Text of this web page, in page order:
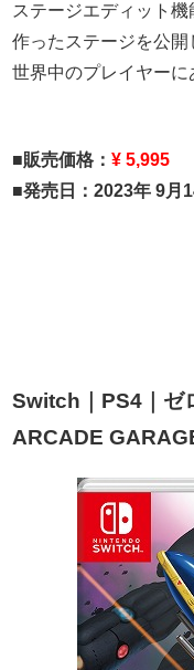
ステージエディット機
作ったステージを公開
世界中のプレイヤーに
■販売価格：¥ 5,995
■発売日：2023年 9月
Switch｜PS4｜ゼ
ARCADE